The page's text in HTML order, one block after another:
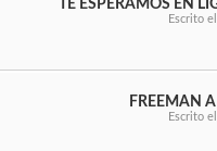
TE ESPERAMOS EN
Escrito
FREEMAN
Escrito